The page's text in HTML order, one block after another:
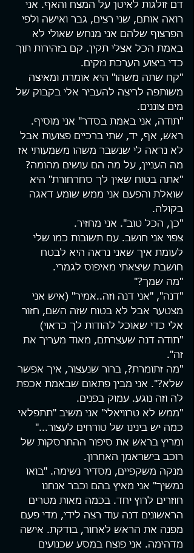
דם זולגות לאיטן על המצח והאף. אני
רואה אותם, שני רצים, גבר ואישה ולפי
הפרצוף שלהם אני מנחש שאולי לא
באמת הכל אצלי תקין. קם בזהירות תוך
כדי ביצוע הערכת נזקים.
"קח שתה משהו" היא אומרת ומאיצה
משותפה לריצה להעביר אלי בקבוק של
מים צוננים.
"תודה, אני באמת בסדר" אני מוסיף.
ראש, אף, יד, שתי ברכיים פצועות אבל
לא נראה לי שנשבר משהו משמעותי אז
מה העניין, על מה הם עושים מהומה?
"אתה בטוח שאין לך סחרחורת" היא
שואלת והפעם אני ממש שומע דאגה
בקולה.
"כן, הכל טוב". אני מחזיר.
צפוי אני חושב. עם תשובות כמו שלי
לעומת איך שאני נראה היא לבטח
חושבת שיצאתי מאיפוס לגמרי.
"מה שמך?"
"דנה", "אני דנה וזה..אמיר" (איש אני
מצטער אבל לא בטוח שזה השם, חזור
אלי כדי שאוכל להודות לך כראוי)
"תודה דנה שעצרתם, מאוד מעריך את
זה".
"מה זתומרת?, ברור שנעצור, איך אפשר
שלא?". אני מבין פתאום שבאמת אכפת
לה וזה נוגע. עמוק בפנים.
"ממש לא טרוויאלי" אני משיב "תתפלאי
כמה יש בינינו של טורחים לעצור..."
ומריץ בראש את סיפור ההתרסקות של
רוכב בישראמן האחרון.
מנקה משקפיים, מסדיר נשימה. "בואו
נמשיך" אני מאיץ בהם וכבר אנחנו
חוזרים לרוץ יחד. בכמה מאות מטרים
הראשונים דנה עוד רצה לידי, מדי פעם
מפנה את הראש לאחור, בודקת. אישה
מדהימה. אני פוצח במסע שכנועים